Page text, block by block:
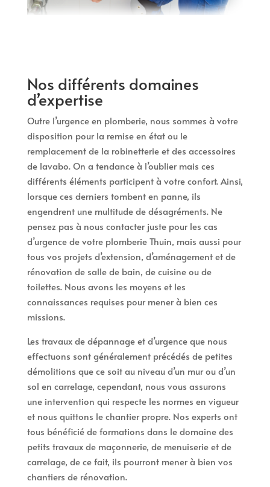
Nos différents domaines
d’expertise
Outre l’urgence en plomberie, nous sommes à votre
disposition pour la remise en état ou le
remplacement de la robinetterie et des accessoires
de lavabo. On a tendance à l’oublier mais ces
différents éléments participent à votre confort. Ainsi,
lorsque ces derniers tombent en panne, ils
engendrent une multitude de désagréments. Ne
pensez pas à nous contacter juste pour les cas
d’urgence de votre plomberie Thuin, mais aussi pour
tous vos projets d’extension, d’aménagement et de
rénovation de salle de bain, de cuisine ou de
toilettes. Nous avons les moyens et les
connaissances requises pour mener à bien ces
missions.
Les travaux de dépannage et d’urgence que nous
effectuons sont généralement précédés de petites
démolitions que ce soit au niveau d’un mur ou d’un
sol en carrelage, cependant, nous vous assurons
une intervention qui respecte les normes en vigueur
et nous quittons le chantier propre. Nos experts ont
tous bénéficié de formations dans le domaine des
petits travaux de maçonnerie, de menuiserie et de
carrelage, de ce fait, ils pourront mener à bien vos
chantiers de rénovation.